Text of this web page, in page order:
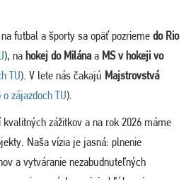
futbal a športy sa opäť pozrieme do Rio
), na hokej do Milánaa MS v hokeji vo
TU). V lete nás čakajú Majstrovstvá
o zájazdoch TU).
zážitkov a na rok 2026 máme
Naša vízia je jasná: plnenie
a vytváranie nezabudnuteľných